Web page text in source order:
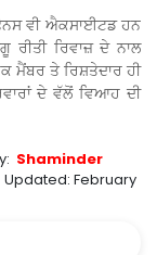
ਵੀ ਐਕਸਾਈਟਡ ਹਨ
ਰਿਵਾਜ਼ ਦੇ ਨਾਲ
ਮੈਂਬਰ ਤੇ ਰਿਸ਼ਤੇਦਾਰ ਹੀ
ਦੇ ਵੱਲੋਂ ਵਿਆਹ ਦੀ
Shaminder
Updated: February